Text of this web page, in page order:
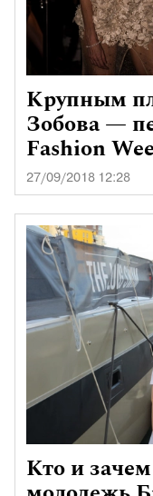
Крупным
Зобова —
Fashion
27/09/2018 12:28
Кто и